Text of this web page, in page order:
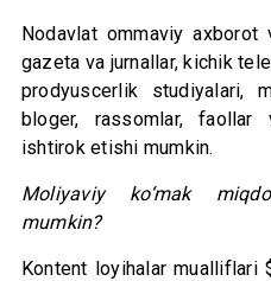
Nodavlat ommaviy axborot
gazeta va jurnallar, kichik
prodyuscerlik studiyalari,
bloger, rassomlar,
ishtirok etishi mumkin.
Moliyaviy ko‘mak
mumkin?
Kontent loyihalar mualliflari